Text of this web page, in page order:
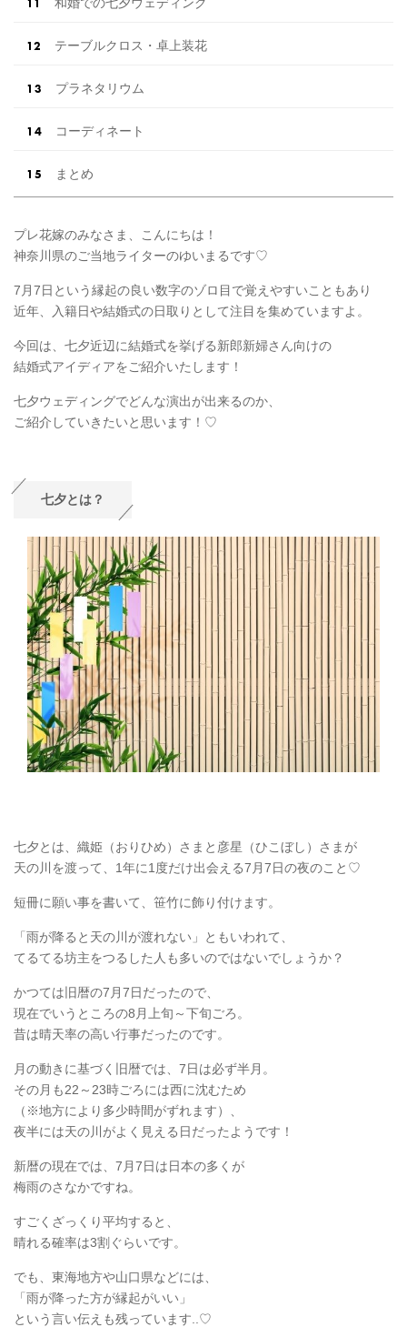
テーブルクロス・卓上装花
プラネタリウム
コーディネート
まとめ
プレ花嫁のみなさま、こんにちは！
神奈川県のご当地ライターのゆいまるです♡
7月7日という縁起の良い数字のゾロ目で覚えやすいこともあり
近年、入籍日や結婚式の日取りとして注目を集めていますよ。
今回は、七夕近辺に結婚式を挙げる新郎新婦さん向けの
結婚式アイディアをご紹介いたします！
七夕ウェディングでどんな演出が出来るのか、
ご紹介していきたいと思います！♡
七夕とは？
七夕とは、織姫（おりひめ）さまと彦星（ひこぼし）さまが
天の川を渡って、1年に1度だけ出会える7月7日の夜のこと♡
短冊に願い事を書いて、笹竹に飾り付けます。
「雨が降ると天の川が渡れない」ともいわれて、
てるてる坊主をつるした人も多いのではないでしょうか？
かつては旧暦の7月7日だったので、
現在でいうところの8月上旬～下旬ごろ。
昔は晴天率の高い行事だったのです。
月の動きに基づく旧暦では、7日は必ず半月。
その月も22～23時ごろには西に沈むため
（※地方により多少時間がずれます）、
夜半には天の川がよく見える日だったようです！
新暦の現在では、7月7日は日本の多くが
梅雨のさなかですね。
すごくざっくり平均すると、
晴れる確率は3割ぐらいです。
でも、東海地方や山口県などには、
「雨が降った方が縁起がいい」
という言い伝えも残っています..♡